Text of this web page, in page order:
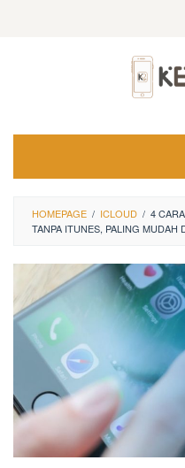
HOMEPAGE / ICLOUD / 4
TANPA ITUNES, PALING MUDAH